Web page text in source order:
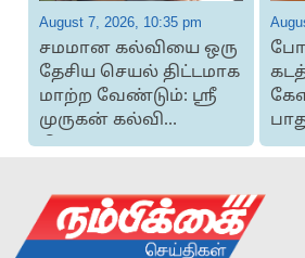
August 7, 2026, 10:35 pm
சமமான கல்வியை ஒரு
தேசிய செயல் திட்டமாக
மாற்ற வேண்டும்: ஸ்ரீ
முருகன் கல்வி
நிலையம் ...